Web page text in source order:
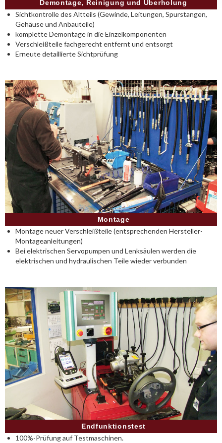
Demontage, Reinigung und Überholung
Sichtkontrolle des Altteils (Gewinde, Leitungen, Spurstangen,
Gehäuse und Anbauteile)
komplette Demontage in die Einzelkomponenten
Verschleißteile fachgerecht entfernt und entsorgt
Erneute detaillierte Sichtprüfung
Montage
Montage neuer Verschleißteile (entsprechenden Hersteller-
Montageanleitungen)
Bei elektrischen Servopumpen und Lenksäulen werden die
elektrischen und hydraulischen Teile wieder verbunden
Endfunktionstest
100%-Prüfung auf Testmaschinen.